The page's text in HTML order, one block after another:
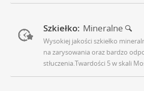
Szkiełko: Mineralne
Wysokiej jakości szkiełko
na zarysowania oraz bardzo
stłuczenia.Twardości 5 w skali